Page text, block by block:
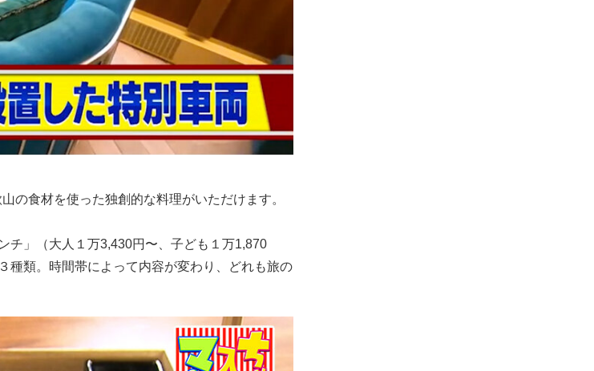
の食材を使った独創的な料理がいただけます。
チ」（大人１万3,430円〜、子ども１万1,870
種類。時間帯によって内容が変わり、どれも旅の